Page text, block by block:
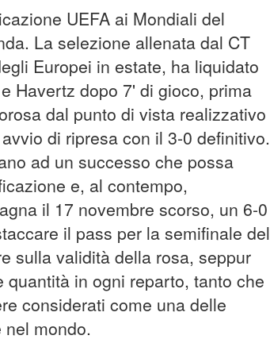
UEFA ai Mondiali del
La selezione allenata dal CT
Europei in estate, ha liquidato
Havertz dopo 7' di gioco, prima
dal punto di vista realizzativo
di ripresa con il 3-0 definitivo.
ad un successo che possa
e, al contempo,
il 17 novembre scorso, un 6-0
il pass per la semifinale del
sulla validità della rosa, seppur
in ogni reparto, tanto che
considerati come una delle
mondo.